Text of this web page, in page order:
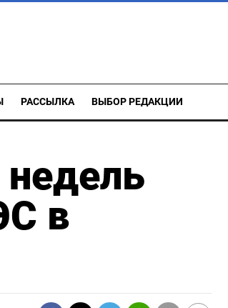
РАССЫЛКА ВЫБОР РЕДАКЦИИ
в